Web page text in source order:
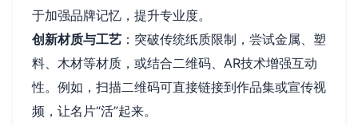
于加强品牌记忆，提升专业度。
创新材质与工艺 ：突破传统纸质限制，尝试金属、塑
料、木材等材质，或结合二维码、AR技术增强互动
性。例如，扫描二维码可直接链接到作品集或宣传视
频，让名片“活”起来。